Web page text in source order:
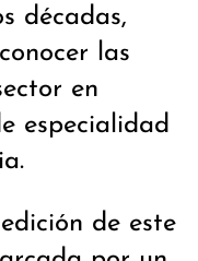
décadas,
las
en
especialidad
de este